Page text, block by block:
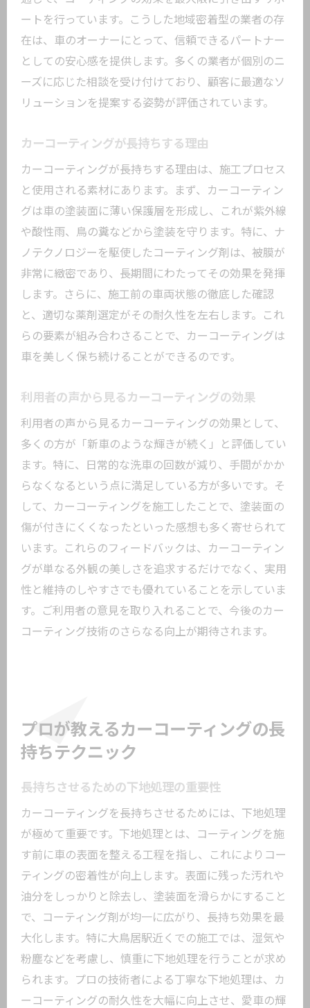
初心者でも分かるカーコーティングの基
本
カーコーティングのアプローチ法の違い
施工前に知っておくべき基礎知識
大田区のカーコーティング事情とおすすめメ
ンテナンス法
大田区のカーコーティング市場の動向
おすすめのメンテナンス法とその理由
地域特有のカーコーティング事情
利用者が語る大田区での施工体験
プロが教える地域に合ったメンテナンス
ートを行っています。こうした地域密着型の業者の存
在は、車のオーナーにとって、信頼できるパートナー
としての安心感を提供します。多くの業者が個別のニ
ーズに応じた相談を受け付けており、顧客に最適なソ
リューションを提案する姿勢が評価されています。
カーコーティングが長持ちする理由
カーコーティングが長持ちする理由は、施工プロセス
と使用される素材にあります。まず、カーコーティン
グは車の塗装面に薄い保護層を形成し、これが紫外線
や酸性雨、鳥の糞などから塗装を守ります。特に、ナ
ノテクノロジーを駆使したコーティング剤は、被膜が
非常に緻密であり、長期間にわたってその効果を発揮
します。さらに、施工前の車両状態の徹底した確認
と、適切な薬剤選定がその耐久性を左右します。これ
らの要素が組み合わさることで、カーコーティングは
車を美しく保ち続けることができるのです。
利用者の声から見るカーコーティングの効果
利用者の声から見るカーコーティングの効果として、
多くの方が「新車のような輝きが続く」と評価してい
ます。特に、日常的な洗車の回数が減り、手間がかか
らなくなるという点に満足している方が多いです。そ
して、カーコーティングを施工したことで、塗装面の
傷が付きにくくなったといった感想も多く寄せられて
います。これらのフィードバックは、カーコーティン
グが単なる外観の美しさを追求するだけでなく、実用
性と維持のしやすさでも優れていることを示していま
す。ご利用者の意見を取り入れることで、今後のカー
コーティング技術のさらなる向上が期待されます。
プロが教えるカーコーティングの長
持ちテクニック
長持ちさせるための下地処理の重要性
カーコーティングを長持ちさせるためには、下地処理
が極めて重要です。下地処理とは、コーティングを施
す前に車の表面を整える工程を指し、これによりコー
ティングの密着性が向上します。表面に残った汚れや
油分をしっかりと除去し、塗装面を滑らかにすること
で、コーティング剤が均一に広がり、長持ち効果を最
大化します。特に大鳥居駅近くでの施工では、湿気や
粉塵などを考慮し、慎重に下地処理を行うことが求め
られます。プロの技術者による丁寧な下地処理は、カ
ーコーティングの耐久性を大幅に向上させ、愛車の輝